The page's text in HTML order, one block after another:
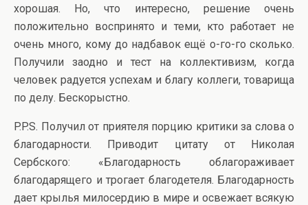
хорошая. Но, что интересно, решение очень
положительно воспринято и теми, кто работает не
очень много, кому до надбавок ещё о-го-го сколько.
Получили заодно и тест на коллективизм, когда
человек радуется успехам и благу коллеги, товарища
по делу. Бескорыстно.
P.P.S. Получил от приятеля порцию критики за слова о
благодарности. Приводит цитату от Николая
Сербского: «Благодарность облагораживает
благодарящего и трогает благодетеля. Благодарность
дает крылья милосердию в мире и освежает всякую